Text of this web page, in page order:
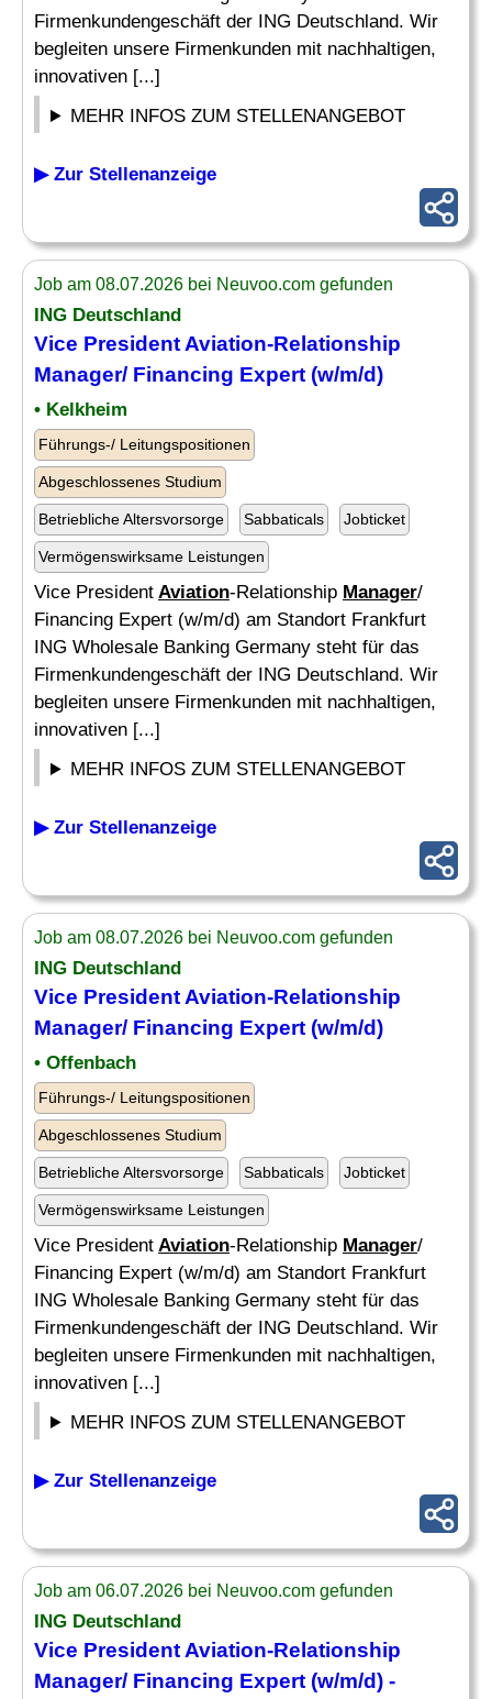
Firmenkundengeschäft der ING Deutschland. Wir
begleiten unsere Firmenkunden mit nachhaltigen,
innovativen [...]
MEHR INFOS ZUM STELLENANGEBOT
▶ Zur Stellenanzeige
Job am 08.07.2026 bei Neuvoo.com gefunden
ING Deutschland
Vice President Aviation-Relationship
Manager/ Financing Expert (w/m/d)
• Kelkheim
Führungs-/ Leitungspositionen
Abgeschlossenes Studium
Betriebliche Altersvorsorge Sabbaticals Jobticket
Vermögenswirksame Leistungen
Vice President Aviation-Relationship Manager/
Financing Expert (w/m/d) am Standort Frankfurt
ING Wholesale Banking Germany steht für das
Firmenkundengeschäft der ING Deutschland. Wir
begleiten unsere Firmenkunden mit nachhaltigen,
innovativen [...]
MEHR INFOS ZUM STELLENANGEBOT
▶ Zur Stellenanzeige
Job am 08.07.2026 bei Neuvoo.com gefunden
ING Deutschland
Vice President Aviation-Relationship
Manager/ Financing Expert (w/m/d)
• Offenbach
Führungs-/ Leitungspositionen
Abgeschlossenes Studium
Betriebliche Altersvorsorge Sabbaticals Jobticket
Vermögenswirksame Leistungen
Vice President Aviation-Relationship Manager/
Financing Expert (w/m/d) am Standort Frankfurt
ING Wholesale Banking Germany steht für das
Firmenkundengeschäft der ING Deutschland. Wir
begleiten unsere Firmenkunden mit nachhaltigen,
innovativen [...]
MEHR INFOS ZUM STELLENANGEBOT
▶ Zur Stellenanzeige
Job am 06.07.2026 bei Neuvoo.com gefunden
ING Deutschland
Vice President Aviation-Relationship
Manager/ Financing Expert (w/m/d) -